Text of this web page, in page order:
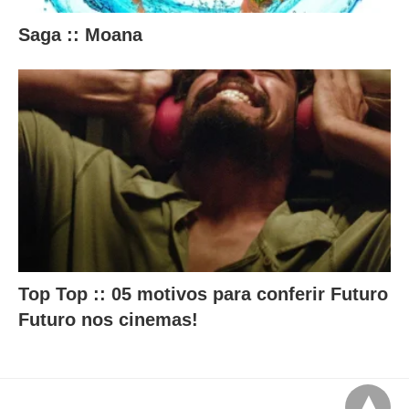
Saga :: Moana
Top Top :: 05 motivos para conferir Futuro
Futuro nos cinemas!